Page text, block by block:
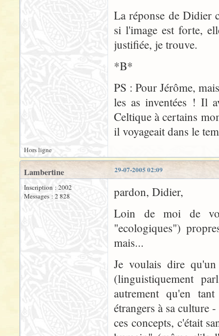
La réponse de Didier
si l'image est forte,
justifiée, je trouve.
*B*
PS : Pour Jérôme,
les as inventées ! Il
Celtique à certains
il voyageait dans le
Hors ligne
29-07-2005 02:09
Lambertine
Inscription : 2002
Messages : 2 828
pardon, Didier,
Loin de moi de
"ecologiques")
mais...
Je voulais dire
(linguistiquement
autrement qu'en
étrangers à sa culture
ces concepts, c'était